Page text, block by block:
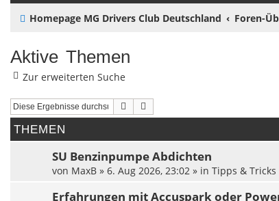
Homepage MG Drivers Club Deutschland Foren-
Aktive Themen
Zur erweiterten Suche
Suche
THEMEN
SU Benzinpumpe Abdichten
von MaxB » 6. Aug 2026, 23:02 » in Tipps & Tricks
Erfahrungen mit Accuspark oder